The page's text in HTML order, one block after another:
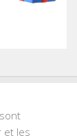
et les